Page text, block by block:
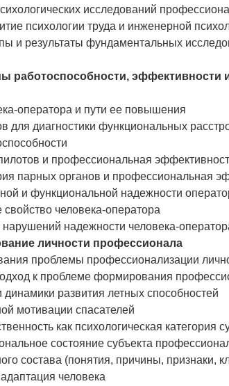
исследований
психологии труда и инженерной
и результаты фундаментальных
работоспособности, эффективности
оператора и пути ее повышения
для диагностики функциональных
и профессиональная
парных органов и профессиональная
и функциональной надежности
человека-оператора
надежности человека-
личности профессионала
проблемы профессионализации
к проблеме формирования
развития летных способностей
мотивации спасателей
как психологическая категория
состояние субъекта
состава (понятия, причины, признаки,
человека